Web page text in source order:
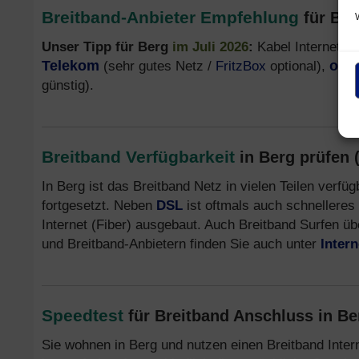
Breitband-Anbieter Empfehlung für
Unser Tipp für Berg im Juli 2026: Kabel Internet
Telekom (sehr gutes Netz / FritzBox optional), o2
günstig).
Breitband Verfügbarkeit in Berg prüfen
In Berg ist das Breitband Netz in vielen Teilen
fortgesetzt. Neben DSL ist oftmals auch schnelleres
Internet (Fiber) ausgebaut. Auch Breitband Surfen
und Breitband-Anbietern finden Sie auch unter
Speedtest für Breitband Anschluss in
Sie wohnen in Berg und nutzen einen Breitband